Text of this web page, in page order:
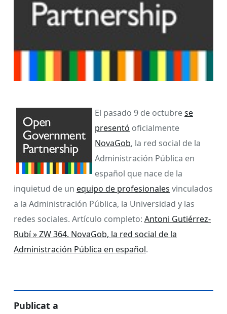
El pasado 9 de octubrese
presentó oficialmente
NovaGob, la red social de la
Administración Pública en
español que nace de la
inquietud de un equipo de profesionales vinculados
a la Administración Pública, la Universidad y las
redes sociales. Artículo completo: Antoni Gutiérrez-
Rubí » ZW 364. NovaGob, la red social de la
Administración Pública en español.
Publicat a